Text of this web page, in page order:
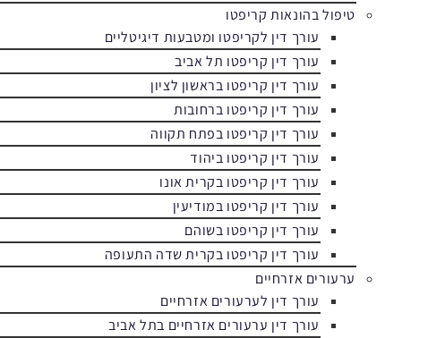
טיפול בהונאות קריפטו
עורך דין לקריפטו ומטבעות דיגיטליים
עורך דין קריפטו תל אביב
עורך דין קריפטו בראשון לציון
עורך דין קריפטו ברחובות
עורך דין קריפטו בפתח תקווה
עורך דין קריפטו ביהוד
עורך דין קריפטו בקרית אונו
עורך דין קריפטו במודיעין
עורך דין קריפטו בשוהם
עורך דין קריפטו בקרית שדה התעופה
ערעורים אזרחיים
עורך דין לערעורים אזרחיים
עורך דין ערעורים אזרחיים בתל אביב